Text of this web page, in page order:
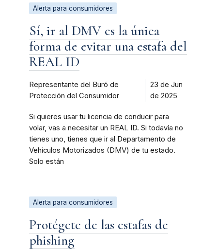
Alerta para consumidores
Sí, ir al DMV es la única
forma de evitar una estafa del
REAL ID
Representante del Buró de
Protección del Consumidor
23 de Jun
de 2025
Si quieres usar tu licencia de conducir para
volar, vas a necesitar un REAL ID. Si todavía no
tienes uno, tienes que ir al Departamento de
Vehículos Motorizados (DMV) de tu estado.
Solo están
Alerta para consumidores
Protégete de las estafas de
phishing